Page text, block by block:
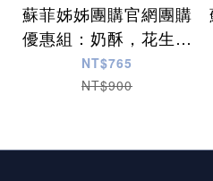
蘇菲姊姊團購官網團購
優惠組：奶酥，花生，
蒜香，特濃巧克力，抹
茶， 玉米各兩片共12
NT$765
NT$900